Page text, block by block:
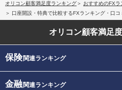
オリコン顧客満足度ランキング
おすすめのFXラ
口座開設・特典で比較するFXランキング・口コ
オリコン顧客満足度
保険関連ランキング
金融関連ランキング